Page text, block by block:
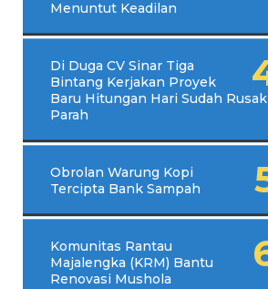
Menuntut Keadilan
Di Duga CV Sinar Tiga
Bintang Kerjakan Proyek
Baru Hitungan Hari Sudah Rusak
Parah
Obrolan Warung Kopi
Tercipta Bank Sampah
Komunitas Rantau
Majalengka (KRM) Bantu
Renovasi Mushola